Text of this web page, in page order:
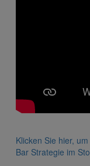
Klicken Sie hier,
Bar Strategie im